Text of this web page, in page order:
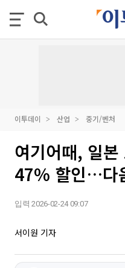
이투데이 산업 중기/벤처
여기어때, 일
47% 할인…다
입력 2026-02-24 09:07
서이원 기자